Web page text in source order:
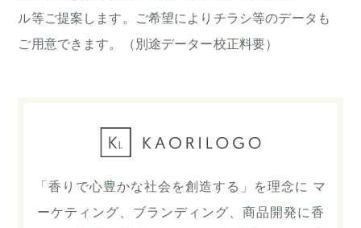
ル等ご提案します。ご希望によりチラシ等のデータも
ご用意できます。（別途データー校正料要）
「香りで心豊かな社会を創造する」を理念に マ
ーケティング、ブランディング、商品開発に香